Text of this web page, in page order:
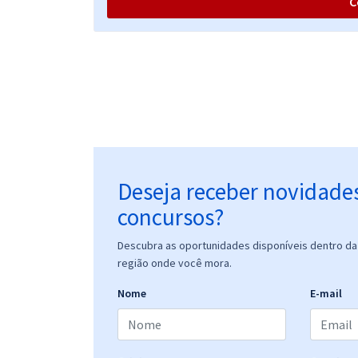
Conhecimentos Específicos Avançados para o
PC PI - Polícia Civil do Estado do Piauí -
Conhecimentos Específicos para Oficial
Investigador
PC PI - Polícia Civil do Estado do Piauí -
Conhecimentos Básicos para Oficial Investigador
Deseja receber
concursos?
Descubra as oportunidades disponíveis dentro
região onde você mora.
Nome E-mail